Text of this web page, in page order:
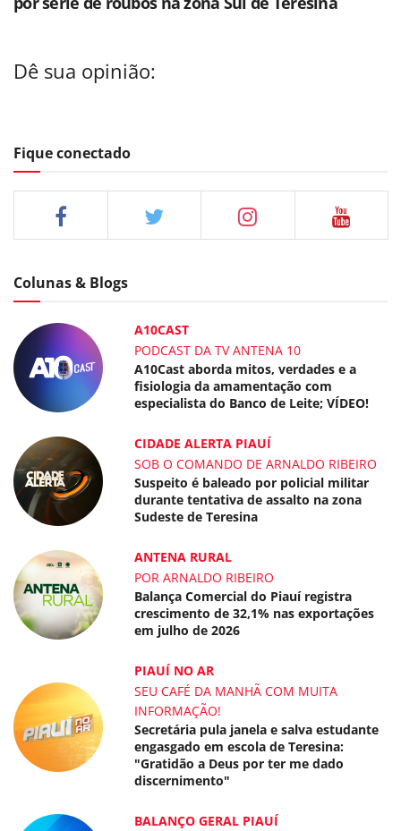
Dê sua opinião:
Fique conectado
Colunas & Blogs
A10CAST
PODCAST DA TV ANTENA 10
A10Cast aborda mitos, verdades e a
fisiologia da amamentação com
especialista do Banco de Leite; VÍDEO!
CIDADE ALERTA PIAUÍ
SOB O COMANDO DE ARNALDO RIBEIRO
Suspeito é baleado por policial militar
durante tentativa de assalto na zona
Sudeste de Teresina
ANTENA RURAL
POR ARNALDO RIBEIRO
Balança Comercial do Piauí registra
crescimento de 32,1% nas exportações
em julho de 2026
PIAUÍ NO AR
SEU CAFÉ DA MANHÃ COM MUITA
INFORMAÇÃO!
Secretária pula janela e salva estudante
engasgado em escola de Teresina:
"Gratidão a Deus por ter me dado
discernimento"
BALANÇO GERAL PIAUÍ